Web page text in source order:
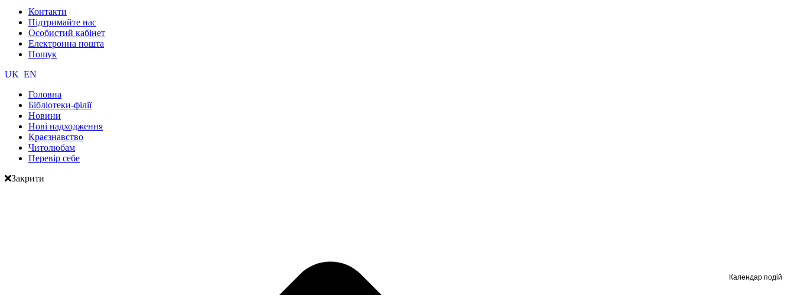
Контакти
Підтримайте нас
Особистий кабінет
Електронна пошта
Пошук
UK EN
Головна
Бібліотеки-філії
Новини
Нові надходження
Краєзнавство
Читолюбам
Перевір себе
Закрити
Календар подій